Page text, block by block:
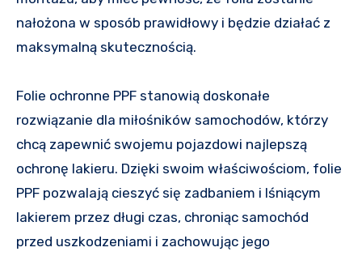
nałożona w sposób prawidłowy i będzie działać z
maksymalną skutecznością.
Folie ochronne PPF stanowią doskonałe
rozwiązanie dla miłośników samochodów, którzy
chcą zapewnić swojemu pojazdowi najlepszą
ochronę lakieru. Dzięki swoim właściwościom, folie
PPF pozwalają cieszyć się zadbaniem i lśniącym
lakierem przez długi czas, chroniąc samochód
przed uszkodzeniami i zachowując jego